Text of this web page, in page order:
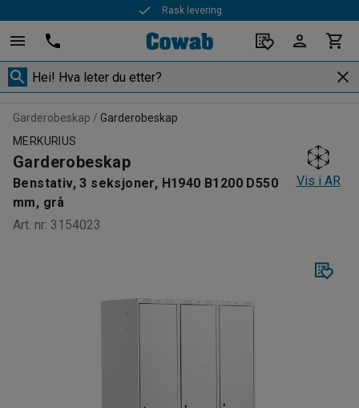
Rask levering
Garderobeskap
Garderobeskap
MERKURIUS
Garderobeskap
Benstativ, 3 seksjoner, H1940 B1200 D550
mm, grå
Art. nr: 3154023
Vis i AR